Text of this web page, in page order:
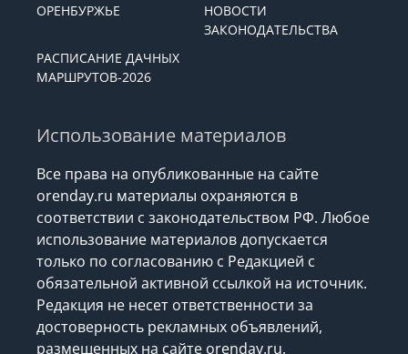
ОРЕНБУРЖЬЕ
НОВОСТИ
ЗАКОНОДАТЕЛЬСТВА
РАСПИСАНИЕ ДАЧНЫХ
МАРШРУТОВ-2026
Использование материалов
Все права на опубликованные на сайте
orenday.ru материалы охраняются в
соответствии с законодательством РФ. Любое
использование материалов допускается
только по согласованию с Редакцией с
обязательной активной ссылкой на источник.
Редакция не несет ответственности за
достоверность рекламных объявлений,
размещенных на сайте orenday.ru,